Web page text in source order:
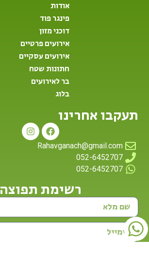
אודות
פינגר פוד
דוכני מזון
אירועים פרטיים
אירועים עסקיים
חתונות שטח
בר לאירועים
בלוג
תעקבו אחרינו
Rahavganach@gmail.com
052-6452707
052-6452707
רשימת תפוצה